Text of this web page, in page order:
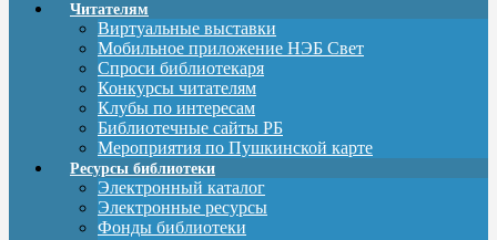
Читателям
Виртуальные выставки
Мобильное приложение НЭБ Свет
Спроси библиотекаря
Конкурсы читателям
Клубы по интересам
Библиотечные сайты РБ
Мероприятия по Пушкинской карте
Ресурсы библиотеки
Электронный каталог
Электронные ресурсы
Фонды библиотеки